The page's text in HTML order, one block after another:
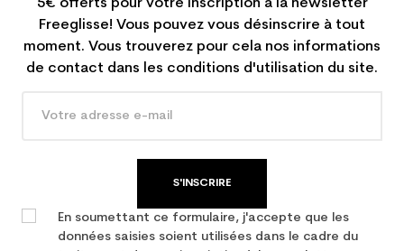
5€ offerts pour votre inscription à la newsletter
Freeglisse! Vous pouvez vous désinscrire à tout
moment. Vous trouverez pour cela nos informations
de contact dans les conditions d'utilisation du site.
S'INSCRIRE
En soumettant ce formulaire, j'accepte que les
données saisies soient utilisées dans le cadre du